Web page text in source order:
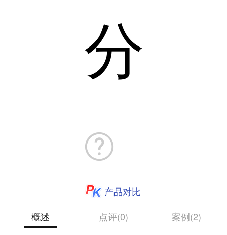
分
产品对比
概述
点评(0) 案例(2)